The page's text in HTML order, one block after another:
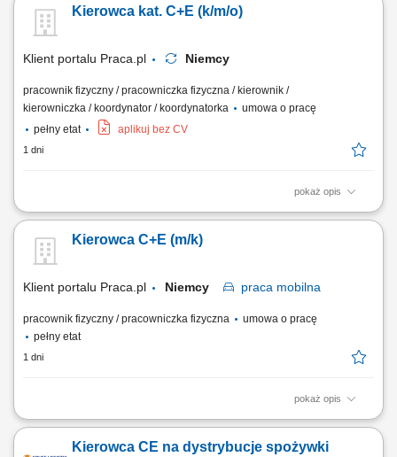
Współpraca z brygadą na budowie przy operacjach załadunkowych
oraz bieżących pracach terenowych; Optymalne planowanie krótkich
Kierowca kat. C+E (k/m/o)
Klient portalu Praca.pl Niemcy
pracownik fizyczny / pracowniczka fizyczna / kierownik /
kierowniczka / koordynator / koordynatorka
umowa o pracę
pełny etat
aplikuj bez CV
1 dni
pokaż opis
Prowadzenie pojazdów ciężarowych o DMC pow. 3,5 t z
budowlanych. Transport gabarytów, maszyn budowlanych oraz
elementów konstrukcyjnych pomiędzy lokalizacjami wykonawczymi.
Kierowca C+E (m/k)
Klient portalu Praca.pl Niemcy praca mobilna
pracownik fizyczny / pracowniczka fizyczna
umowa o pracę
pełny etat
1 dni
pokaż opis
Sprawne prowadzenie zestawu ciężarowego (ciągnik + naczepa
przewozów w oparciu o dzienne godziny jazdy bez konieczności ciągłej
Kierowca CE na dystrybucje spożywki